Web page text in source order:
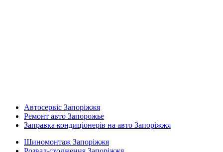
Автосервіс Запоріжжя
Ремонт авто Запорожье
Заправка кондиціонерів на авто Запоріжжя
Шиномонтаж Запоріжжя